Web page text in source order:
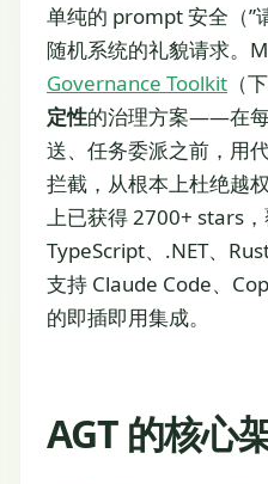
单纯的 prompt 安全（”
随机系统的礼貌请求。
Governance Toolkit （
定性的治理方案——在
送、任务委派之前，用
拦截，从根本上杜绝越
上已获得 2700+ stars，
TypeScript、.NET、
支持 Claude Code、
的即插即用集成。
AGT 的核心